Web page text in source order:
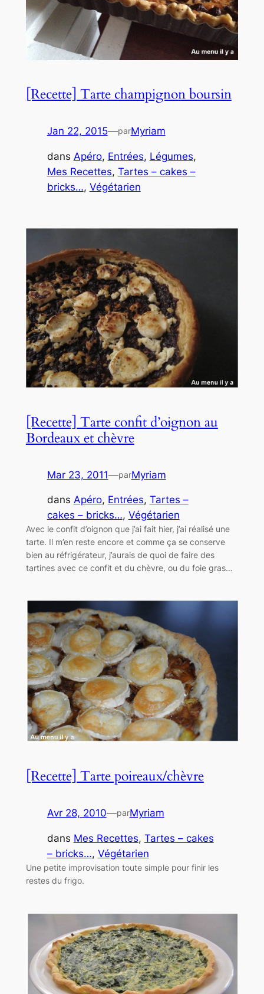
[Recette] Tarte champignon boursin
Jan 22, 2015—parMyriam
dans Apéro, Entrées, Légumes
Mes Recettes, Tartes – cakes –
bricks…, Végétarien
[Recette] Tarte confit d’oignon au
Bordeaux et chèvre
Mar 23, 2011—parMyriam
dans Apéro, Entrées, Tartes –
cakes – bricks…, Végétarien
Avec le confit d’oignon que j’ai fait hier, j’ai réalisé une
tarte. Il m’en reste encore et comme ça se conserve
bien au réfrigérateur, j’aurais de quoi de faire des
tartines avec ce confit et du chèvre, ou du foie gras…
[Recette] Tarte poireaux/chèvre
Avr 28, 2010—parMyriam
dans Mes Recettes, Tartes – cakes
– bricks…, Végétarien
Une petite improvisation toute simple pour finir les
restes du frigo.